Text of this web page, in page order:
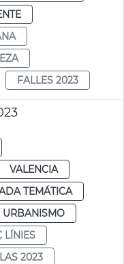
FALLES 2023
VALENCIA
TEMÁTICA
LÍNIES
2023